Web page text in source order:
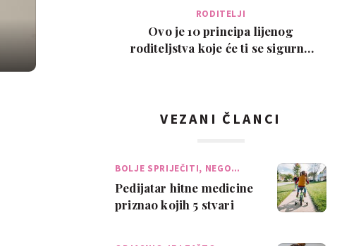
RODITELJI
Ovo je 10 principa lijenog
roditeljstva koje će ti se sigurno
VEZANI ČLANCI
BOLJE SPRIJEČITI, NEGO…
Pedijatar hitne medicine
priznao kojih 5 stvari